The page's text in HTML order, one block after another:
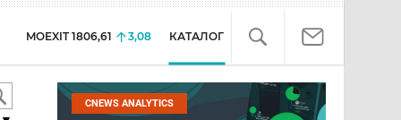
MOEXIT 1806,61 3,08 КАТАЛОГ
CNEWS ANALYTICS